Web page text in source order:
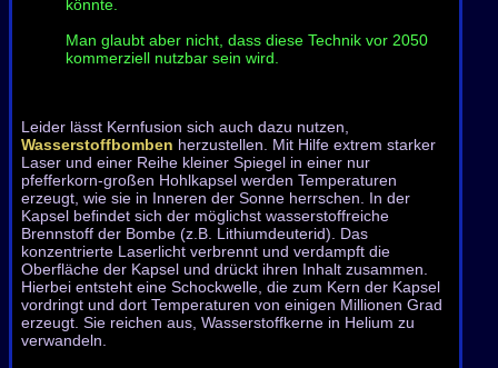
könnte.
Man glaubt aber nicht, dass diese Technik vor 2050
kommerziell nutzbar sein wird.
Leider lässt Kernfusion sich auch dazu nutzen,
Wasserstoffbomben herzustellen. Mit Hilfe extrem starker
Laser und einer Reihe kleiner Spiegel in einer nur
pfefferkorn-großen Hohlkapsel werden Temperaturen
erzeugt, wie sie in Inneren der Sonne herrschen. In der
Kapsel befindet sich der möglichst wasserstoffreiche
Brennstoff der Bombe (z.B. Lithiumdeuterid). Das
konzentrierte Laserlicht verbrennt und verdampft die
Oberfläche der Kapsel und drückt ihren Inhalt zusammen.
Hierbei entsteht eine Schockwelle, die zum Kern der Kapsel
vordringt und dort Temperaturen von einigen Millionen Grad
erzeugt. Sie reichen aus, Wasserstoffkerne in Helium zu
verwandeln.